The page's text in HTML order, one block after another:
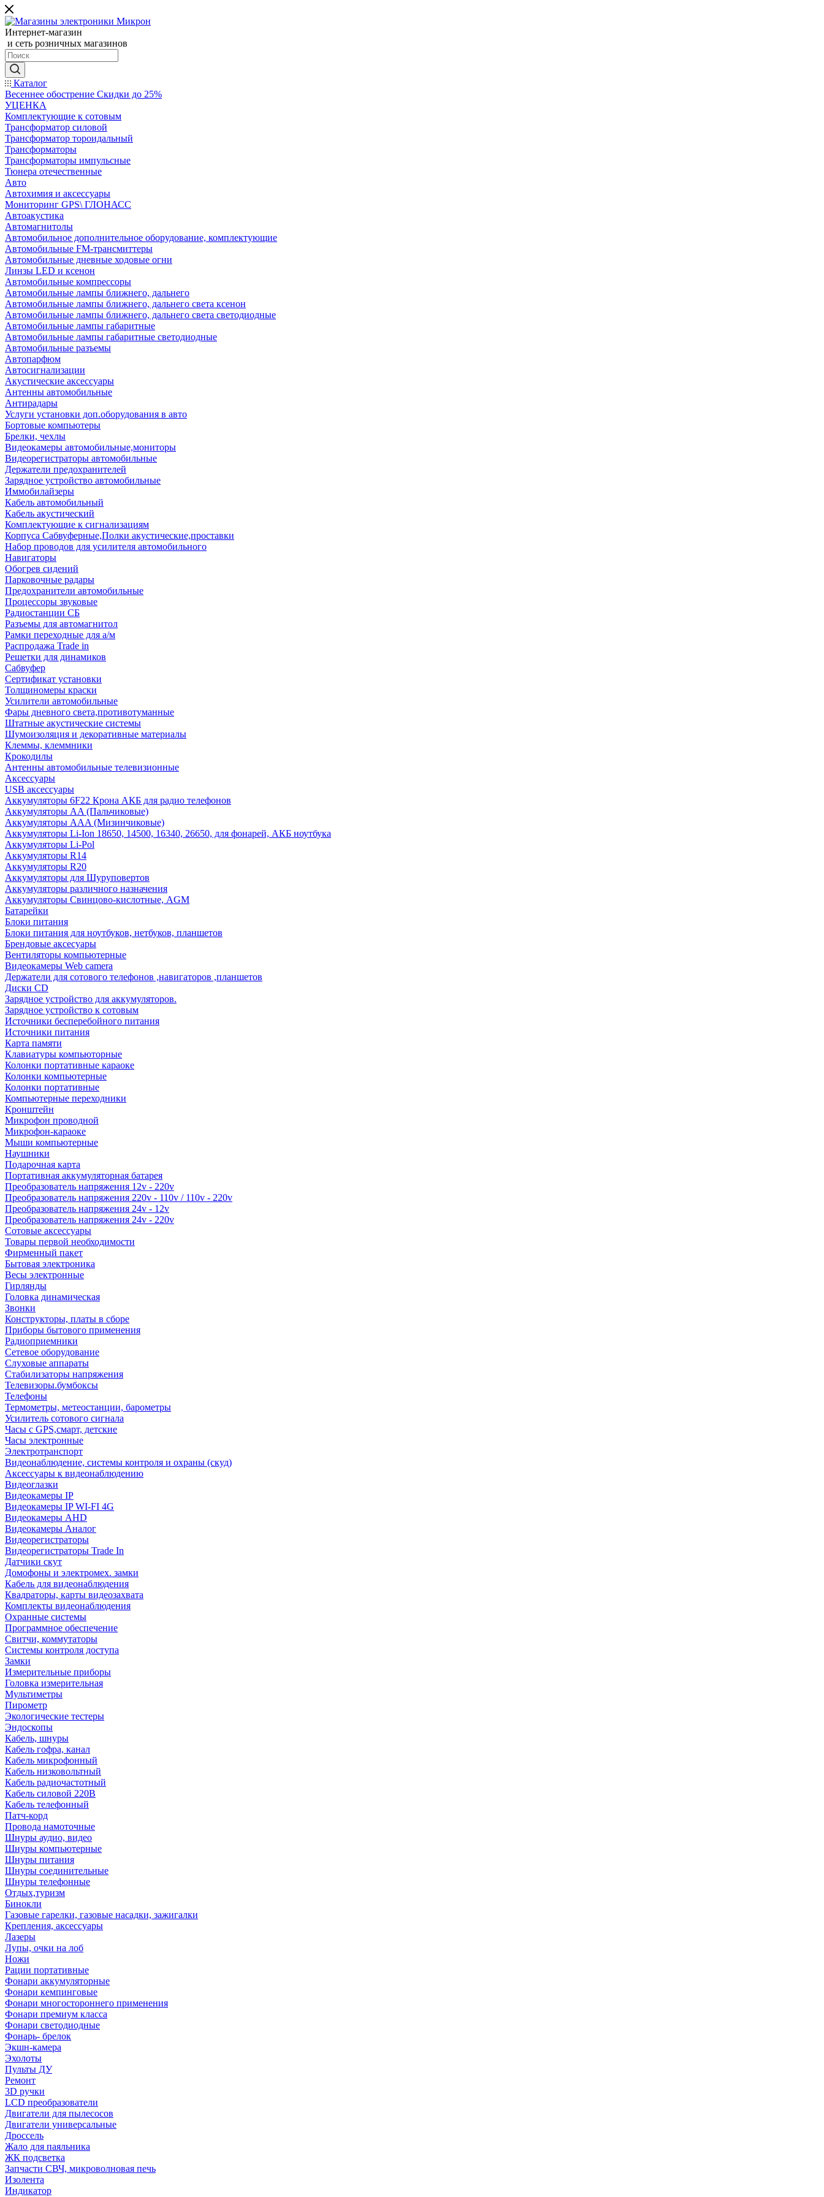
Интернет-магазин
и сеть розничных магазинов
Каталог
Весеннее обострение Скидки до 25%
УЦЕНКА
Комплектующие к сотовым
Трансформатор силовой
Трансформатор тороидальный
Трансформаторы
Трансформаторы импульсные
Тюнера отечественные
Авто
Автохимия и аксессуары
Мониторинг GPS\ ГЛОНАСС
Автоакустика
Автомагнитолы
Автомобильное дополнительное оборудование, комплектующие
Автомобильные FM-трансмиттеры
Автомобильные дневные ходовые огни
Линзы LED и ксенон
Автомобильные компрессоры
Автомобильные лампы ближнего, дальнего
Автомобильные лампы ближнего, дальнего света ксенон
Автомобильные лампы ближнего, дальнего света светодиодные
Автомобильные лампы габаритные
Автомобильные лампы габаритные светодиодные
Автомобильные разъемы
Автопарфюм
Автосигнализации
Акустические аксессуары
Антенны автомобильные
Антирадары
Услуги установки доп.оборудования в авто
Бортовые компьютеры
Брелки, чехлы
Видеокамеры автомобильные,мониторы
Видеорегистраторы автомобильные
Держатели предохранителей
Зарядное устройство автомобильные
Иммобилайзеры
Кабель автомобильный
Кабель акустический
Комплектующие к сигнализациям
Корпуса Сабвуферные,Полки акустические,проставки
Набор проводов для усилителя автомобильного
Навигаторы
Обогрев сидений
Парковочные радары
Предохранители автомобильные
Процессоры звуковые
Радиостанции СБ
Разъемы для автомагнитол
Рамки переходные для а/м
Распродажа Trade in
Решетки для динамиков
Сабвуфер
Сертификат установки
Толщиномеры краски
Усилители автомобильные
Фары дневного света,противотуманные
Штатные акустические системы
Шумоизоляция и декоративные материалы
Клеммы, клеммники
Крокодилы
Антенны автомобильные телевизионные
Аксессуары
USB аксессуары
Аккумуляторы 6F22 Крона АКБ для радио телефонов
Аккумуляторы AA (Пальчиковые)
Аккумуляторы AAA (Мизинчиковые)
Аккумуляторы Li-Ion 18650, 14500, 16340, 26650, для фонарей, АКБ ноутбука
Аккумуляторы Li-Pol
Аккумуляторы R14
Аккумуляторы R20
Аккумуляторы для Шуруповертов
Аккумуляторы различного назначения
Аккумуляторы Свинцово-кислотные, AGM
Батарейки
Блоки питания
Блоки питания для ноутбуков, нетбуков, планшетов
Брендовые аксесуары
Вентиляторы компьютерные
Видеокамеры Web camera
Держатели для сотового телефонов ,навигаторов ,планшетов
Диски CD
Зарядное устройство для аккумуляторов.
Зарядное устройство к сотовым
Источники бесперебойного питания
Источники питания
Карта памяти
Клавиатуры компьюторные
Колонки портативные караоке
Колонки компьютерные
Колонки портативные
Компьютерные переходники
Кронштейн
Микрофон проводной
Микрофон-караоке
Мыши компьютерные
Наушники
Подарочная карта
Портативная аккумуляторная батарея
Преобразователь напряжения 12v - 220v
Преобразователь напряжения 220v - 110v / 110v - 220v
Преобразователь напряжения 24v - 12v
Преобразователь напряжения 24v - 220v
Сотовые аксессуары
Товары первой необходимости
Фирменный пакет
Бытовая электроника
Весы электронные
Гирлянды
Головка динамическая
Звонки
Конструкторы, платы в сборе
Приборы бытового применения
Радиоприемники
Сетевое оборудование
Слуховые аппараты
Стабилизаторы напряжения
Телевизоры.бумбоксы
Телефоны
Термометры, метеостанции, барометры
Усилитель сотового сигнала
Часы с GPS,смарт, детские
Часы электронные
Электротранспорт
Видеонаблюдение, системы контроля и охраны (скуд)
Аксессуары к видеонаблюдению
Видеоглазки
Видеокамеры IP
Видеокамеры IP WI-FI 4G
Видеокамеры AHD
Видеокамеры Аналог
Видеорегистраторы
Видеорегистраторы Trade In
Датчики скут
Домофоны и электромех. замки
Кабель для видеонаблюдения
Квадраторы, карты видеозахвата
Комплекты видеонаблюдения
Охранные системы
Программное обеспечение
Свитчи, коммутаторы
Системы контроля доступа
Замки
Измерительные приборы
Головка измерительная
Мультиметры
Пирометр
Экологические тестеры
Эндоскопы
Кабель, шнуры
Кабель гофра, канал
Кабель микрофонный
Кабель низковольтный
Кабель радиочастотный
Кабель силовой 220В
Кабель телефонный
Патч-корд
Провода намоточные
Шнуры аудио, видео
Шнуры компьютерные
Шнуры питания
Шнуры соединительные
Шнуры телефонные
Отдых,туризм
Бинокли
Газовые гарелки, газовые насадки, зажигалки
Крепления, аксессуары
Лазеры
Лупы, очки на лоб
Ножи
Рации портативные
Фонари аккумуляторные
Фонари кемпинговые
Фонари многостороннего применения
Фонари премиум класса
Фонари светодиодные
Фонарь- брелок
Экшн-камера
Эхолоты
Пульты ДУ
Ремонт
3D ручки
LCD преобразователи
Двигатели для пылесосов
Двигатели универсальные
Дроссель
Жало для паяльника
ЖК подсветка
Запчасти СВЧ, микроволновая печь
Изолента
Индикатор